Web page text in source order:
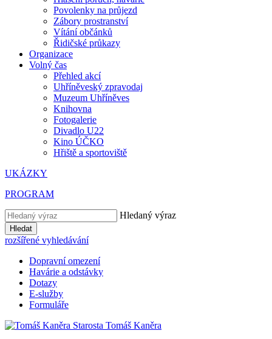
Povolenky na průjezd
Zábory prostranství
Vítání občánků
Řidičské průkazy
Organizace
Volný čas
Přehled akcí
Uhříněveský zpravodaj
Muzeum Uhříněves
Knihovna
Fotogalerie
Divadlo U22
Kino ÚČKO
Hřiště a sportoviště
UKÁZKY
PROGRAM
Hledaný výraz
Hledat
rozšířené vyhledávání
Dopravní omezení
Havárie a odstávky
Dotazy
E-služby
Formuláře
Starosta Tomáš Kaněra